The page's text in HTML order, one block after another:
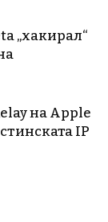
„хакирал“
на Apple
IP